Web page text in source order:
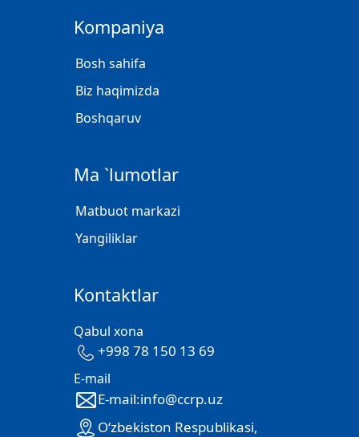
Kompaniya
Bosh sahifa
Biz haqimizda
Boshqaruv
Ma `lumotlar
Matbuot markazi
Yangiliklar
Kontaktlar
Qabul xona
+998 78 150 13 69
E-mail
E-mail:info@ccrp.uz
O‘zbekiston Respublikasi,